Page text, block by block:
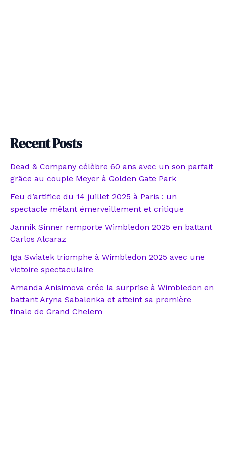
Recent Posts
Dead & Company célèbre 60 ans avec un son parfait
grâce au couple Meyer à Golden Gate Park
Feu d’artifice du 14 juillet 2025 à Paris : un
spectacle mêlant émerveillement et critique
Jannik Sinner remporte Wimbledon 2025 en battant
Carlos Alcaraz
Iga Swiatek triomphe à Wimbledon 2025 avec une
victoire spectaculaire
Amanda Anisimova crée la surprise à Wimbledon en
battant Aryna Sabalenka et atteint sa première
finale de Grand Chelem